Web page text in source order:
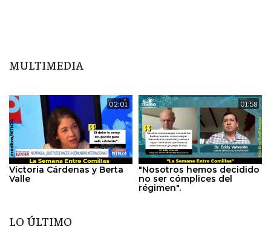
MULTIMEDIA
02:01
Victoria Cárdenas y Berta
Valle
01:58
"Nosotros hemos decidido
no ser cómplices del
régimen".
LO ÚLTIMO